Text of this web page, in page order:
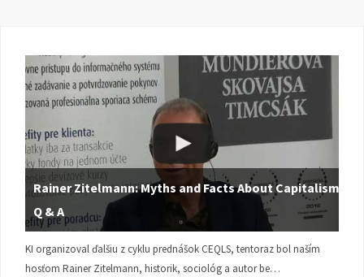
Rainer Zitelmann: Myths and Facts About Capitalism |
Q & A
KI organizoval ďalšiu z cyklu prednášok CEQLS, tentoraz bol naším
hosťom Rainer Zitelmann, historik, sociológ a autor be…